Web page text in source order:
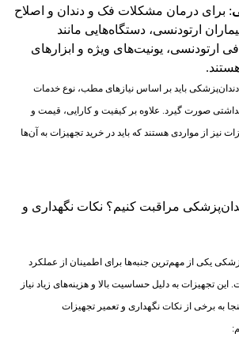
: برای درمان مشکلات فک و دندان و اصلاح
ارتودنسی، دستگاه‌هایی مانند
ارتودنسی، یونیت‌های ویژه و ابزارهای
دندان‌پزشکی باید بر اساس نیازهای مطب، نوع خدمات
صورت گیرد. علاوه بر کیفیت و کارایی، قیمت و
از مواردی هستند که باید در خرید تجهیزات به آن‌ها
مراقبت کنیم؟ نکات نگهداری و
یکی از مهم‌ترین جنبه‌ها برای اطمینان از عملکرد
تجهیزات به دلیل حساسیت بالا و هزینه‌های زیاد نیاز
به برخی از نکات نگهداری و تعمیر تجهیزات